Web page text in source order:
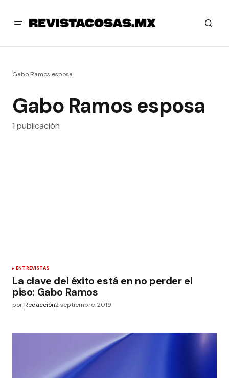
Gabo Ramos esposa
Gabo Ramos esposa
1 publicación
ENTREVISTAS
La clave del éxito está en no perder el
piso: Gabo Ramos
porRedacción2 septiembre, 2019